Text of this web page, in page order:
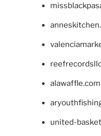
alawaffle.com
united-